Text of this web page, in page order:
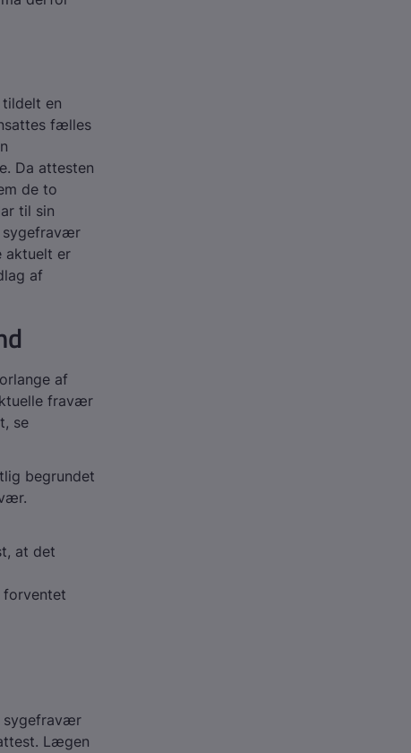
en
fælles
Da attesten
de to
til sin
sygefravær
aktuelt er
af
af
fravær
se
begrundet
at det
sygefravær
Lægen